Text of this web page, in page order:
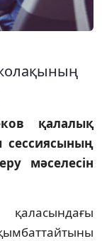
жолақының
қалалық
сессиясының
мәселесін